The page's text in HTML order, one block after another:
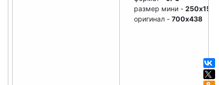
размер мини - 250x156
оригинал - 700x438